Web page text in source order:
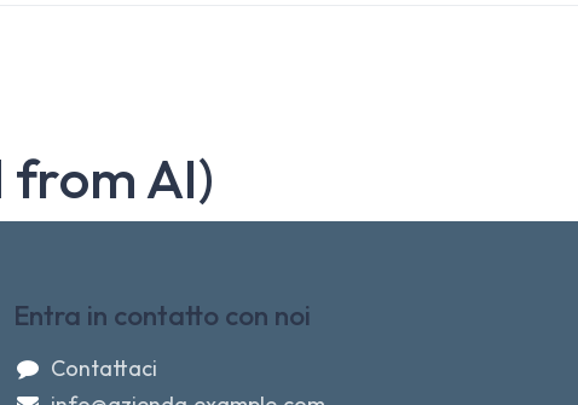
from AI)
Entra in contatto con noi
Contattaci